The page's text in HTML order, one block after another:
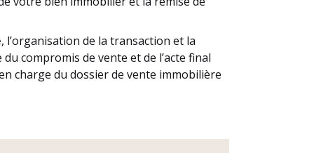
, l’organisation de la transaction et la
compromis de vente et de l’acte final
charge du dossier de vente immobilière